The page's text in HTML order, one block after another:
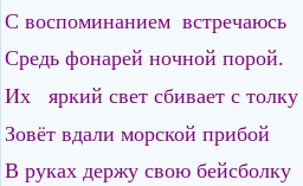
С воспоминанием встречаюсь
Средь фонарей ночной порой.
Их яркий свет сбивает с толку
Зовёт вдали морской прибой
В руках держу свою бейсболку